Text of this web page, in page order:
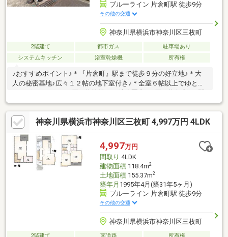
ブルーライン 片倉町駅 徒歩9分
その他の交通
神奈川県横浜市神奈川区三枚町
2階建て 都市ガス
駐車場あり
システムキッチン
浴室乾燥機 所有権
♪おすすめポイント♪＊『片倉町』駅まで徒歩９分の好立地♪＊大
人の秘密基地♪広々１２帖の地下室付き♪＊全室６帖以上でゆとり
静な第一種低層住居専用地域内なので陽当り風通し良好♪◆◇物
件探し・資金計画でお悩みの方へ◇◆横浜市の不動産なら当社Ｋ
ＩＺＵＮＡまでお問い合わせ下さい。ＳＵＵＭＯや他サイトには
公開していない未公開物件や販売予定物件も多数ご紹介中！資金
計画にお悩みの方にはファイナンシャルプランナーによる無料相
談会を承ります。物件ご購入後もＦＰによる生涯無料相談付きで
家計のアフターフォローもお任せください！
神奈川県横浜市神奈川区三枚町 4,997万円 4LDK
4,997万円
間取り 4LDK
建物面積118.4m2
土地面積155.37m2
築年月 1995年4月(築31年5ヶ月)
ブルーライン 片倉町駅 徒歩9分
その他の交通
神奈川県横浜市神奈川区三枚町
2階建て 南道路 所有権